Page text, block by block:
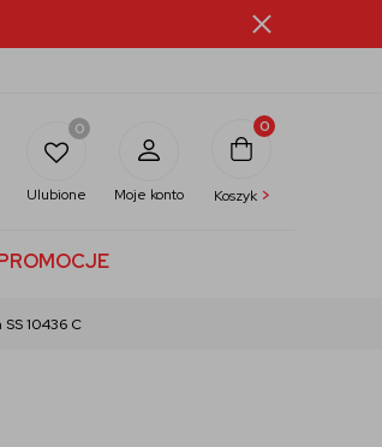
0
Ulubione Moje konto
0
Koszyk >
10436 C